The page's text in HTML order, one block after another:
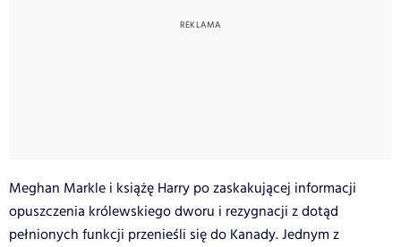
Meghan Markle i książę Harry po zaskakującej informacji
opuszczenia królewskiego dworu i rezygnacji z dotąd
pełnionych funkcji przenieśli się do Kanady. Jednym z